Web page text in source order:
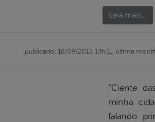
Leia mais…
publicado: 18/09/2013 14h31, última
“Ciente
minha
falando